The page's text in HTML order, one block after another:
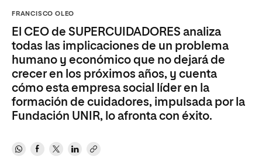
FRANCISCO OLEO
El CEO de SUPERCUIDADORES analiza
todas las implicaciones de un problema
humano y económico que no dejará de
crecer en los próximos años, y cuenta
cómo esta empresa social líder en la
formación de cuidadores, impulsada por la
Fundación UNIR, lo afronta con éxito.